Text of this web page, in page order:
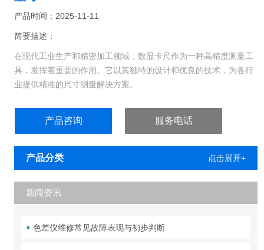
产品时间：2025-11-11
简要描述：
在现代工业生产和精密加工领域，数显卡尺作为一种高精度测量工
具，发挥着重要的作用。它以其独特的设计和优良的技术，为各行
业提供精准的尺寸测量解决方案。
产品咨询 服务电话
产品分类 点击展开+
新闻资讯
色差仪维修常见故障表现与初步判断